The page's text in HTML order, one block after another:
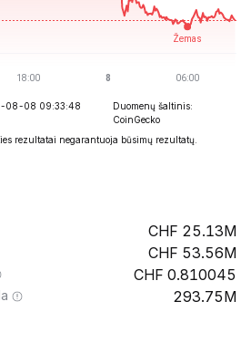
08-08 09:33:48
Duomenų šaltinis:
CoinGecko
rezultatai negarantuoja būsimų rezultatų.
25.13M
53.56M
0.810045
293.75M